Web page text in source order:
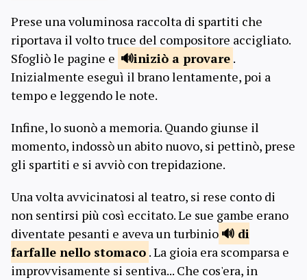
Prese una voluminosa raccolta di spartiti che
riportava il volto truce del compositore accigliato.
Sfogliò le pagine e
iniziò a provare .
Inizialmente eseguì il brano lentamente, poi a
tempo e leggendo le note.
Infine, lo suonò a memoria. Quando giunse il
momento, indossò un abito nuovo, si pettinò, prese
gli spartiti e si avviò con trepidazione.
Una volta avvicinatosi al teatro, si rese conto di
non sentirsi più così eccitato. Le sue gambe erano
diventate pesanti e aveva un turbinio
di
farfalle nello stomaco . La gioia era scomparsa e
improvvisamente si sentiva... Che cos'era, in